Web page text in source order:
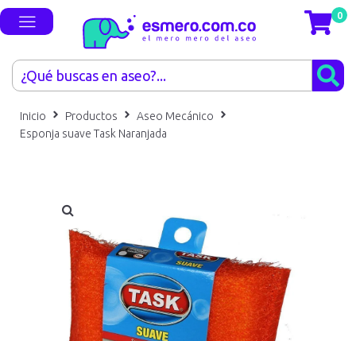
0
Inicio Productos
Aseo Mecánico
Esponja suave Task Naranjada